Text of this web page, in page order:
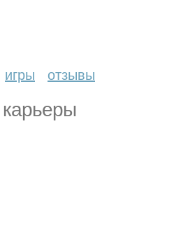
игры отзывы